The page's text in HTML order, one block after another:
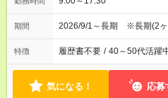
期間 2026/9/1～長期 ※長期(2
特徴 履歴書不要 / 40～50代活躍
気になる！ 応募